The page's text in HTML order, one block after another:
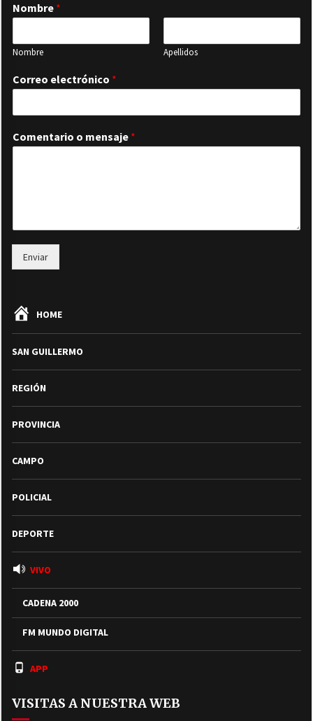
Nombre *
Nombre Apellidos
Correo electrónico *
Comentario o mensaje *
Enviar
HOME
SAN GUILLERMO
REGIÓN
PROVINCIA
CAMPO
POLICIAL
DEPORTE
VIVO
CADENA 2000
FM MUNDO DIGITAL
APP
VISITAS A NUESTRA WEB